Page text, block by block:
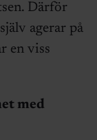
Därför
agerar på
en viss
med